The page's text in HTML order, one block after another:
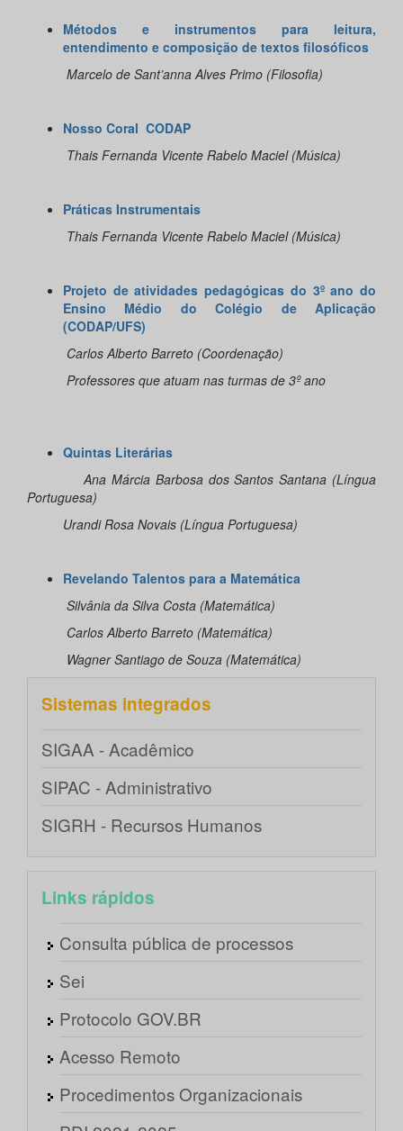
Métodos e instrumentos para leitura,
entendimento e composição de textos filosóficos
Marcelo de Sant’anna Alves Primo (Filosofia)
Nosso Coral CODAP
Thais Fernanda Vicente Rabelo Maciel (Música)
Práticas Instrumentais
Thais Fernanda Vicente Rabelo Maciel (Música)
Projeto de atividades pedagógicas do 3º ano do
Ensino Médio do Colégio de Aplicação
(CODAP/UFS)
Carlos Alberto Barreto (Coordenação)
Professores que atuam nas turmas de 3º ano
Quintas Literárias
Ana Márcia Barbosa dos Santos Santana (Língua
Portuguesa)
Urandi Rosa Novais (Língua Portuguesa)
Revelando Talentos para a Matemática
Silvânia da Silva Costa (Matemática)
Carlos Alberto Barreto (Matemática)
Wagner Santiago de Souza (Matemática)
Sistemas integrados
SIGAA - Acadêmico
SIPAC - Administrativo
SIGRH - Recursos Humanos
Links rápidos
Consulta pública de processos
Sei
Protocolo GOV.BR
Acesso Remoto
Procedimentos Organizacionais